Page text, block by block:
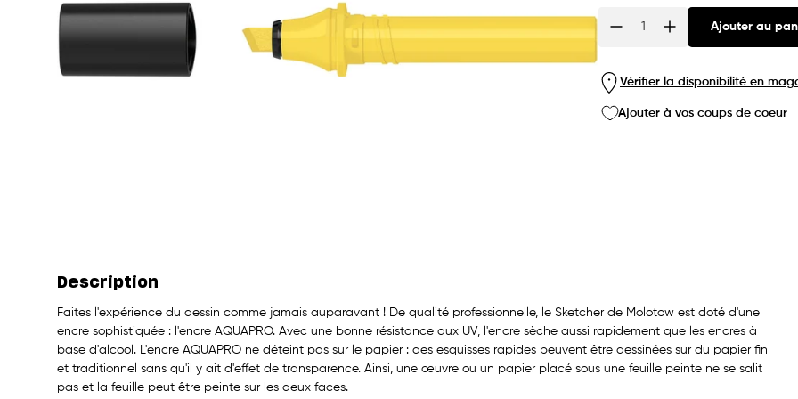
Quantité
Ajouter au
Vérifier la disponibilité en
Ajouter à vos coups de coeur
Description
Faites l'expérience du dessin comme jamais auparavant ! De qualité professionnelle, le Sketcher de Molotow est doté d'une
encre sophistiquée : l'encre AQUAPRO. Avec une bonne résistance aux UV, l'encre sèche aussi rapidement que les encres à
base d'alcool. L'encre AQUAPRO ne déteint pas sur le papier : des esquisses rapides peuvent être dessinées sur du papier fin
et traditionnel sans qu'il y ait d'effet de transparence. Ainsi, une œuvre ou un papier placé sous une feuille peinte ne se salit
pas et la feuille peut être peinte sur les deux faces.